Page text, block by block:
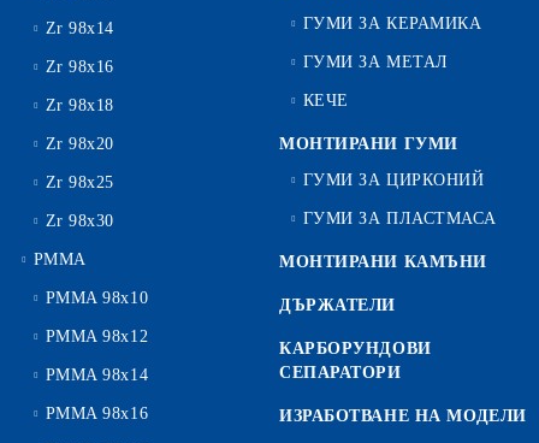
Zr 98x14
Zr 98x16
Zr 98x18
Zr 98x20
Zr 98x25
Zr 98x30
PMMA
PMMA 98x10
PMMA 98x12
PMMA 98x14
PMMA 98x16
ГУМИ ЗА КЕРАМИКА
ГУМИ ЗА МЕТАЛ
КЕЧЕ
МОНТИРАНИ ГУМИ
ГУМИ ЗА ЦИРКОНИЙ
ГУМИ ЗА ПЛАСТМАСА
МОНТИРАНИ КАМЪНИ
ДЪРЖАТЕЛИ
КАРБОРУНДОВИ
СЕПАРАТОРИ
ИЗРАБОТВАНЕ НА МОДЕЛИ